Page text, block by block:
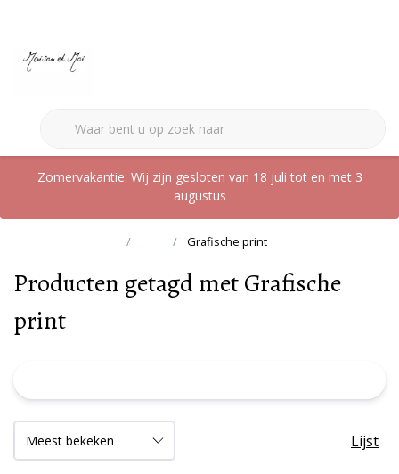
Zomervakantie: Wij zijn gesloten van 18 juli tot en met 3
augustus
Grafische print
Producten getagd met Grafische
print
Lijst